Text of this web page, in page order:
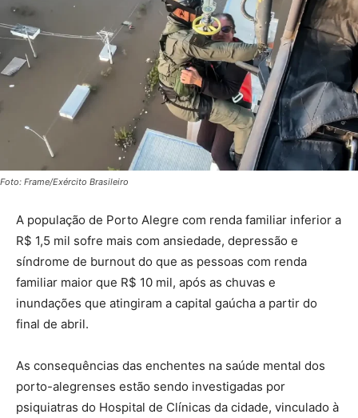
Foto: Frame/Exército Brasileiro
A população de Porto Alegre com renda familiar inferior a
R$ 1,5 mil sofre mais com ansiedade, depressão e
síndrome de burnout do que as pessoas com renda
familiar maior que R$ 10 mil, após as chuvas e
inundações que atingiram a capital gaúcha a partir do
final de abril.
As consequências das enchentes na saúde mental dos
porto-alegrenses estão sendo investigadas por
psiquiatras do Hospital de Clínicas da cidade, vinculado à